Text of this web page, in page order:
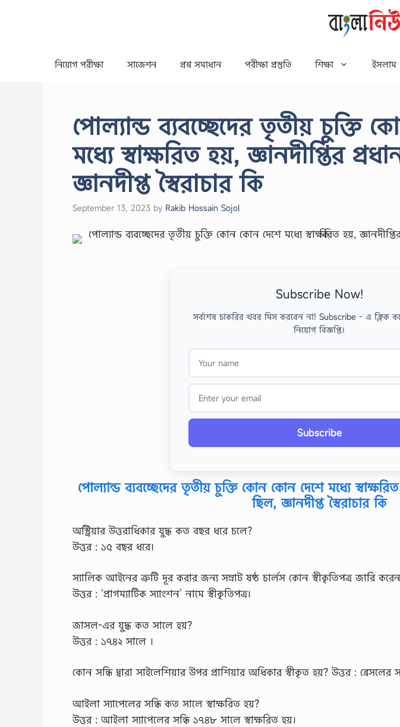
নিয়োগ পরীক্ষা সাজেশন প্রশ্ন সমাধান পরীক্ষা প্রস্তুতি শিক্ষা ইসলাম
পোল্যান্ড ব্যবচ্ছেদের তৃতীয় চুক্তি
মধ্যে স্বাক্ষরিত হয়, জ্ঞানদীপ্তির
জ্ঞানদীপ্ত স্বৈরাচার কি
September 13, 2023 by Rakib Hossain Sojol
Subscribe Now!
সর্বশেষ চাকরির খবর মিস করবেন না! Subscribe - এ ক্লিক
নিয়োগ বিজ্ঞপ্তি।
Subscribe
পোল্যান্ড ব্যবচ্ছেদের তৃতীয় চুক্তি কোন কোন দেশে মধ্যে
ছিল, জ্ঞানদীপ্ত স্বৈরাচার কি
অস্ট্রিয়ার উত্তরাধিকার যুদ্ধ কত বছর ধরে চলে?
উত্তর : ১৫ বছর ধরে।
স্যালিক আইনের ত্রুটি দূর করার জন্য সম্রাট ষষ্ঠ চার্লস কোন স্বীকৃতিপত্র জারি
উত্তর : ‘প্রাগম্যাটিক স্যাংশন’ নামে স্বীকৃতিপত্র।
জাসল-এর যুদ্ধ কত সালে হয়?
উত্তর : ১৭৪২ সালে ।
কোন সন্ধি দ্বারা সাইলেশিয়ার উপর প্রাশিয়ার অধিকার স্বীকৃত হয়? উত্তর : ব্রেসলের
আইলা স্যাপেলের সন্ধি কত সালে স্বাক্ষরিত হয়?
উত্তর : আইলা স্যাপেলের সন্ধি ১৭৪৮ সালে স্বাক্ষরিত হয়।